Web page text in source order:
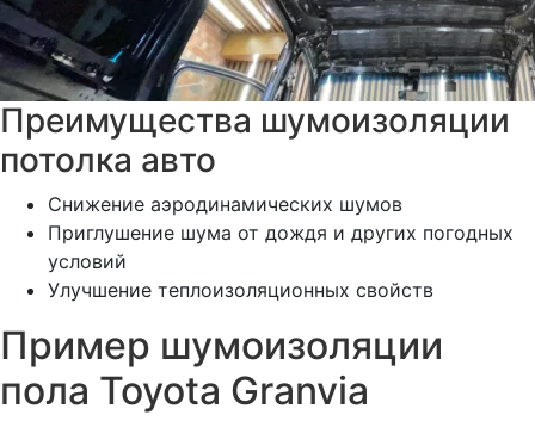
Преимущества шумоизоляции
потолка авто
Снижение аэродинамических шумов
Приглушение шума от дождя и других погодных
условий
Улучшение теплоизоляционных свойств
Пример шумоизоляции
пола Toyota Granvia